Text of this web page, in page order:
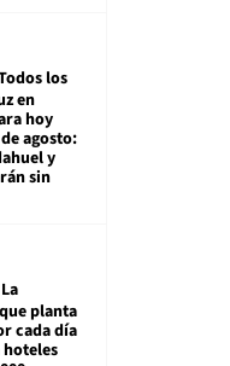
los
en
hoy
agosto:
y
sin
La
planta
cada día
hoteles